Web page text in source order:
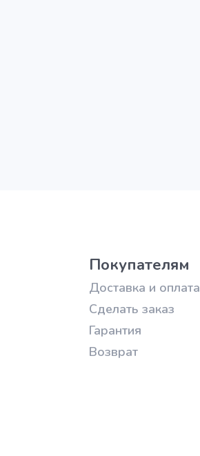
Покупателям
Доставка и оплата
Сделать заказ
Гарантия
Возврат